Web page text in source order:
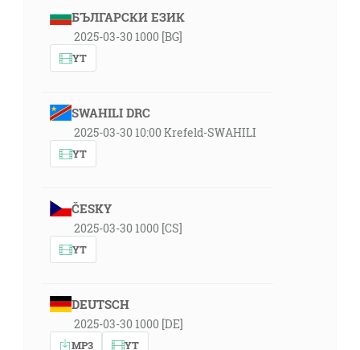
БЪЛГАРСКИ ЕЗИК
2025-03-30 1000 [BG]
YT
SWAHILI DRC
2025-03-30 10:00 Krefeld-SWAHILI
YT
ČESKY
2025-03-30 1000 [CS]
YT
DEUTSCH
2025-03-30 1000 [DE]
MP3 YT